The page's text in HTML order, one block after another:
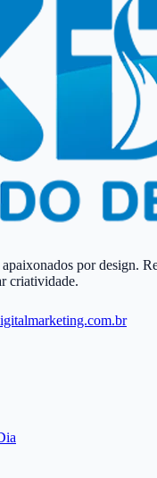
por design.
criatividade.